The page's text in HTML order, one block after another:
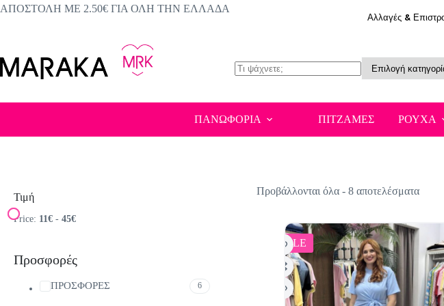
Μετάβαση
ΑΠΟΣΤΟΛΗ ΜΕ 2.50€ ΓΙΑ ΟΛΗ ΤΗΝ ΕΛΛΑΔΑ
Αλλαγές &
results
ΠΑΝΩΦΟΡΙΑ ΠΙΤΖΑΜΕΣ ΡΟΥΧΑ
Προβάλλονται όλα - 8 αποτελέσματαSorted
SALE
Τιμή
Price: 11€ - 45€
Προσφορές
ΠΡΟΣΦΟΡΕΣ 6